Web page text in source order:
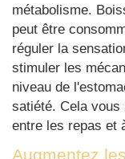
métabolisme.
peut être
réguler la
stimuler les
niveau de
satiété. Cela vous
entre les repas et
Augmentez